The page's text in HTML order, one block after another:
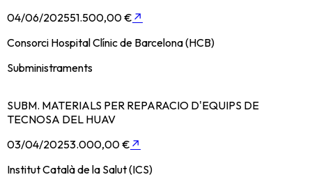
04/06/202551.500,00 € ↗
Consorci Hospital Clínic de Barcelona (HCB)
Subministraments
SUBM. MATERIALS PER REPARACIO D'EQUIPS DE
TECNOSA DEL HUAV
03/04/20253.000,00 € ↗
Institut Català de la Salut (ICS)